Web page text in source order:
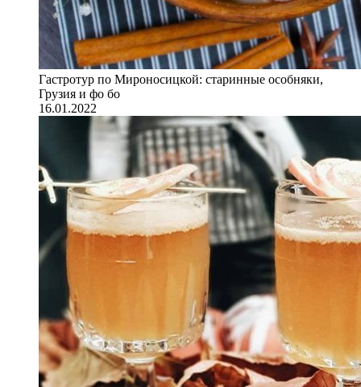
Гастротур по Мироносицкой: старинные особняки,
Грузия и фо бо
16.01.2022